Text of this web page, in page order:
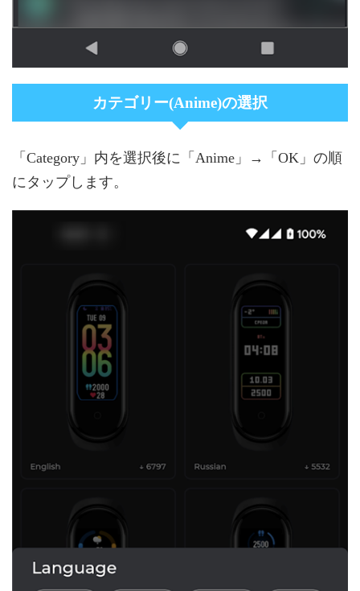
カテゴリー(Anime)の選択
「Category」内を選択後に「Anime」→「OK」の順
にタップします。